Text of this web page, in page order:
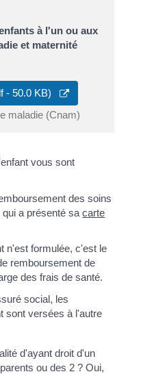
à l'un ou aux
et maternité
- 50.0 KB)
maladie (Cnam)
vous sont
des soins
qui a présenté sacarte
n'est formulée, c'est le
remboursement de
des frais de santé.
social, les
sont versées à l'autre
d'ayant droit d'un
ou des 2 ? Oui,